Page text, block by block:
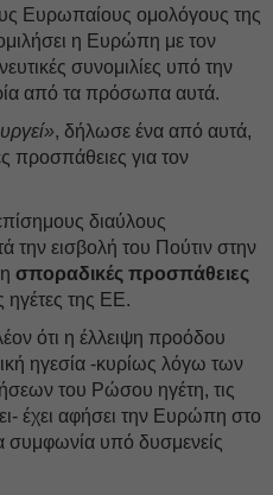
Ευρωπαίους ομολόγους της
η Ευρώπη με τον
συνομιλίες υπό την
από τα πρόσωπα αυτά.
, δήλωσε ένα από αυτά,
προσπάθειες για τον
διαύλους
την εισβολή του Πούτιν στην
σποραδικές προσπάθειες
της ΕΕ.
ότι η έλλειψη προόδου
ηγεσία -κυρίως λόγω των
του Ρώσου ηγέτη, τις
έχει αφήσει την Ευρώπη στο
συμφωνία υπό δυσμενείς